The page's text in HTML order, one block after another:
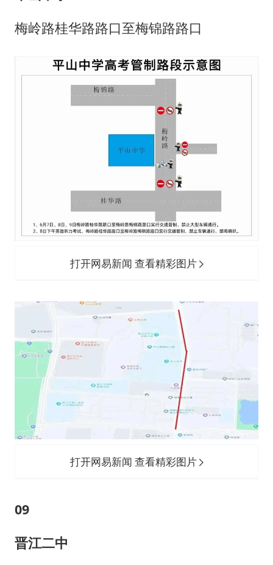
梅岭路桂华路路口至梅锦路路口
打开网易新闻 查看精彩图片
打开网易新闻 查看精彩图片
09
晋江二中